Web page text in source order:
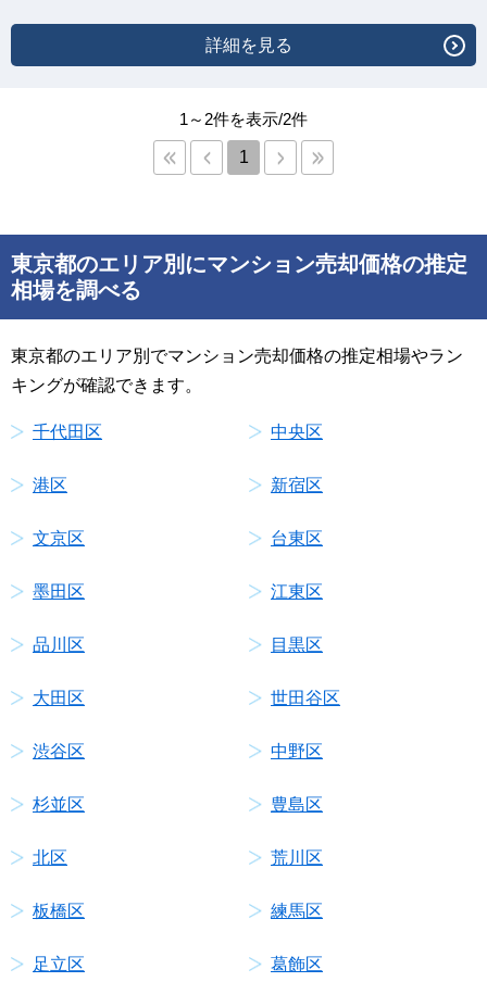
詳細を見る
1～2件を表示/2件
1
東京都のエリア別にマンション売却価格の推定
相場を調べる
東京都のエリア別でマンション売却価格の推定相場やラン
キングが確認できます。
千代田区 中央区
港区 新宿区
文京区 台東区
墨田区 江東区
品川区 目黒区
大田区 世田谷区
渋谷区 中野区
杉並区 豊島区
北区 荒川区
板橋区 練馬区
足立区 葛飾区